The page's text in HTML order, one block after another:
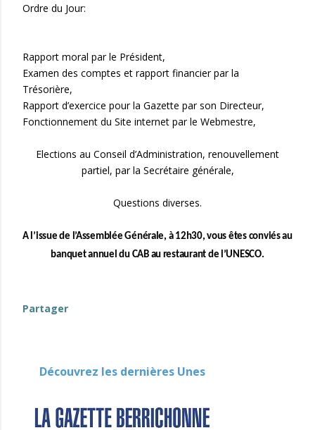
Ordre du Jour:
Rapport moral par le Président,
Examen des comptes et rapport financier par la
Trésorière,
Rapport d’exercice pour la Gazette par son Directeur,
Fonctionnement du Site internet par le Webmestre,
Elections au Conseil d’Administration, renouvellement
partiel, par la Secrétaire générale,
Questions diverses.
A l’issue de l’Assemblée Générale, à 12h30, vous êtes conviés au
banquet annuel du CAB au restaurant de l’UNESCO.
Partager
Découvrez les dernières Unes